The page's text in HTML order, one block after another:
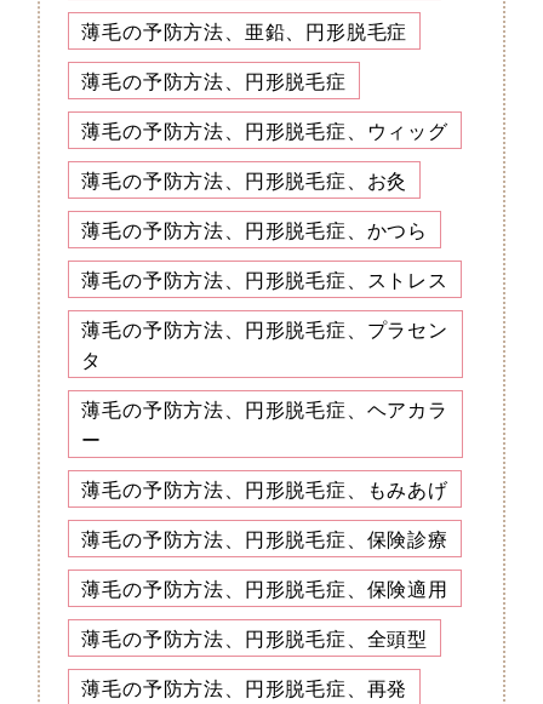
薄毛の予防方法、亜鉛、円形脱毛症
薄毛の予防方法、円形脱毛症
薄毛の予防方法、円形脱毛症、ウィッグ
薄毛の予防方法、円形脱毛症、お灸
薄毛の予防方法、円形脱毛症、かつら
薄毛の予防方法、円形脱毛症、ストレス
薄毛の予防方法、円形脱毛症、プラセン
タ
薄毛の予防方法、円形脱毛症、ヘアカラ
ー
薄毛の予防方法、円形脱毛症、もみあげ
薄毛の予防方法、円形脱毛症、保険診療
薄毛の予防方法、円形脱毛症、保険適用
薄毛の予防方法、円形脱毛症、全頭型
薄毛の予防方法、円形脱毛症、再発